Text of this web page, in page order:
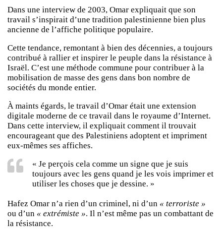
Dans une interview de 2003, Omar expliquait que son
travail s’inspirait d’une tradition palestinienne bien plus
ancienne de l’affiche politique populaire.
Cette tendance, remontant à bien des décennies, a toujours
contribué à rallier et inspirer le peuple dans la résistance à
Israël. C’est une méthode commune pour contribuer à la
mobilisation de masse des gens dans bon nombre de
sociétés du monde entier.
À maints égards, le travail d’Omar était une extension
digitale moderne de ce travail dans le royaume d’Internet.
Dans cette interview, il expliquait comment il trouvait
encourageant que des Palestiniens adoptent et impriment
eux-mêmes ses affiches.
« Je perçois cela comme un signe que je suis
toujours avec les gens quand je les vois imprimer et
utiliser les choses que je dessine. »
Hafez Omar n’a rien d’un criminel, ni d’un « terroriste »
ou d’un « extrémiste ». Il n’est même pas un combattant de
la résistance.